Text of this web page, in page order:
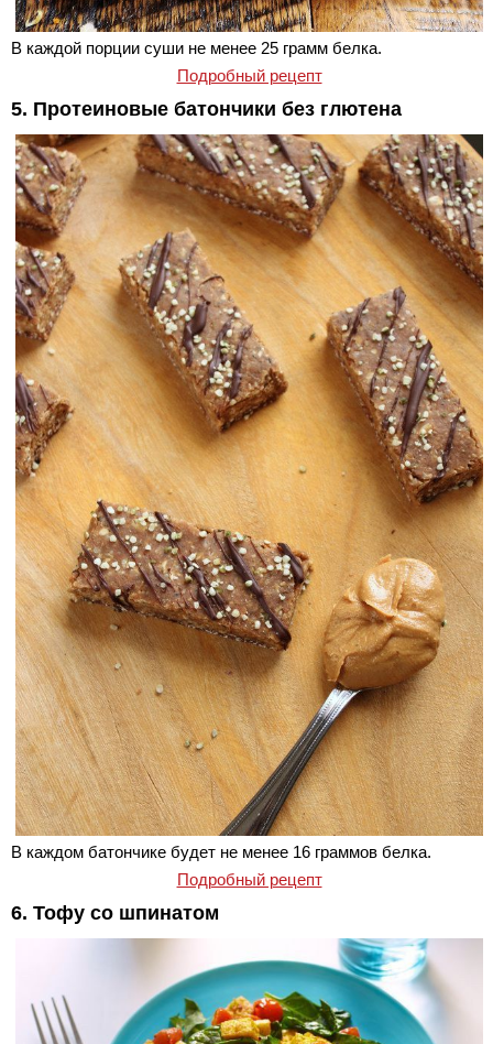
В каждой порции суши не менее 25 грамм белка.
Подробный рецепт
5. Протеиновые батончики без глютена
В каждом батончике будет не менее 16 граммов белка.
Подробный рецепт
6. Тофу со шпинатом